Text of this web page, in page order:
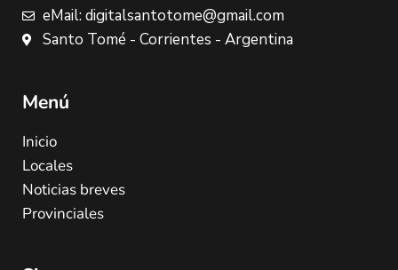
eMail: digitalsantotome@gmail.com
Santo Tomé - Corrientes - Argentina
Menú
Inicio
Locales
Noticias breves
Provinciales